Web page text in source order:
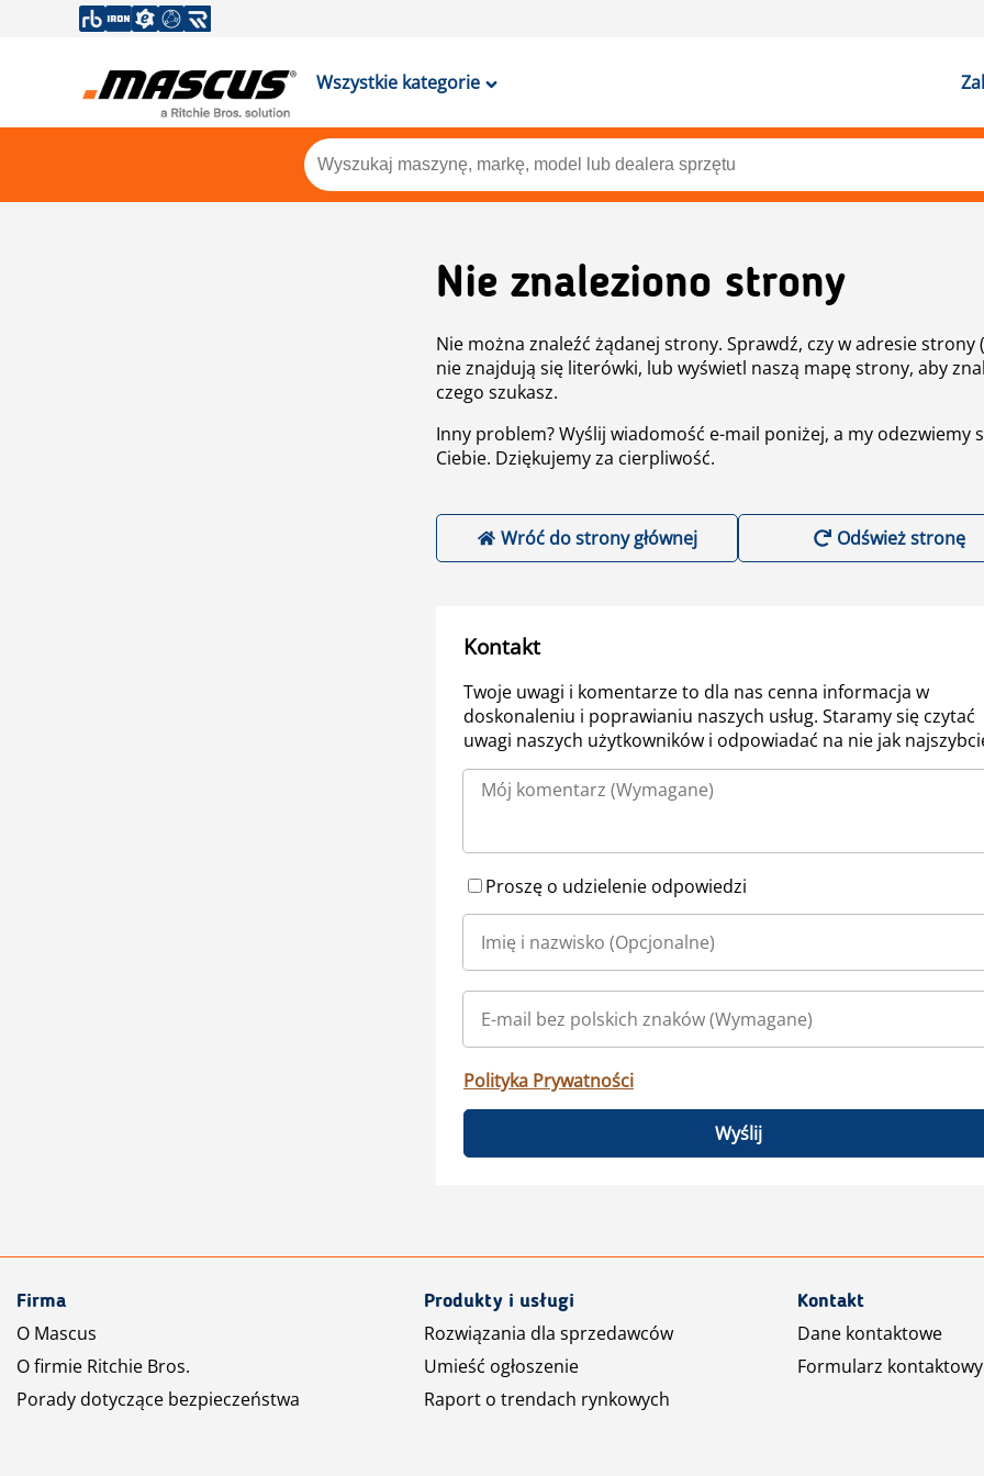
Wszystkie kategorie
Nie znaleziono strony
Nie można znaleźć żądanej strony. Sprawdź, czy w adresie strony
nie znajdują się literówki, lub wyświetl naszą mapę strony, aby
czego szukasz.
Inny problem? Wyślij wiadomość e-mail poniżej, a my odezwiemy
Ciebie. Dziękujemy za cierpliwość.
Wróć do strony głównej Odśwież stronę
Kontakt
Twoje uwagi i komentarze to dla nas cenna informacja w
doskonaleniu i poprawianiu naszych usług. Staramy się czytać
uwagi naszych użytkowników i odpowiadać na nie jak
Proszę o udzielenie odpowiedzi
Polityka Prywatności
Wyślij
Firma
O Mascus
O firmie Ritchie Bros.
Porady dotyczące bezpieczeństwa
Produkty i usługi
Rozwiązania dla sprzedawców
Umieść ogłoszenie
Raport o trendach rynkowych
Kontakt
Dane kontaktowe
Formularz kontaktowy